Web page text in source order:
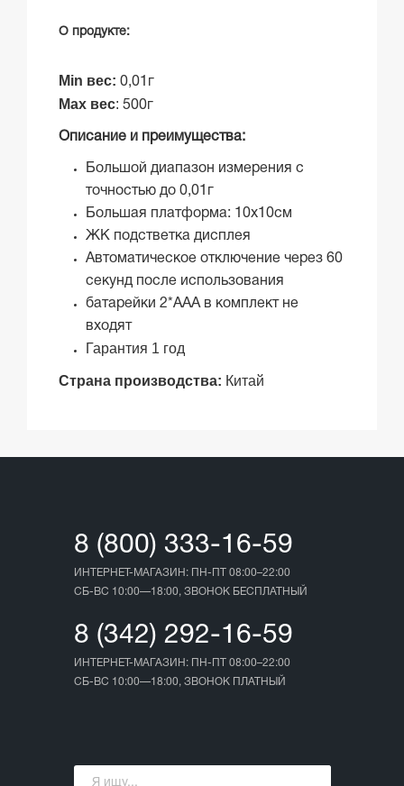
О продукте:
Min вес: 0,01г
Max вес: 500г
Описание и преимущества:
Большой диапазон измерения с
точностью до 0,01г
Большая платформа: 10х10см
ЖК подстветка дисплея
Автоматическое отключение через 60
секунд после использования
батарейки 2*ААА в комплект не
входят
Гарантия 1 год
Страна производства: Китай
8 (800) 333-16-59
ИНТЕРНЕТ-МАГАЗИН: ПН-ПТ 08:00–22:00
СБ-ВС 10:00—18:00, ЗВОНОК БЕСПЛАТНЫЙ
8 (342) 292-16-59
ИНТЕРНЕТ-МАГАЗИН: ПН-ПТ 08:00–22:00
СБ-ВС 10:00—18:00, ЗВОНОК ПЛАТНЫЙ